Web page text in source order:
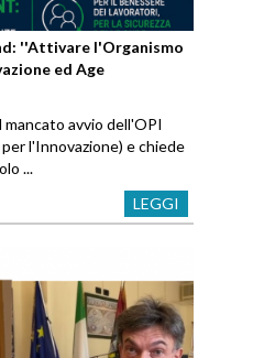
''Attivare l'Organismo
ed Age
avvio dell'OPI
l'Innovazione) e chiede
...
LEGGI